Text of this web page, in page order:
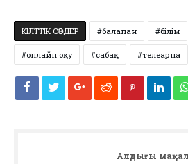
КІЛТТІК СӨЗДЕР балапан білім
онлайн оқу сабақ телеарна
Алдыңғы